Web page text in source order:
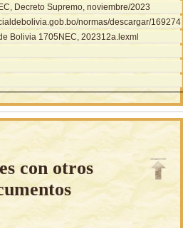
Decreto Supremo, noviembre/2023
normas/descargar/169274
Bolivia 1705NEC, 202312a.lexml
con otros